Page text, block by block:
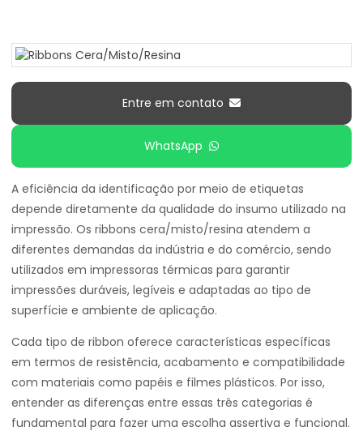
Entre em contato
WhatsApp
A eficiência da identificação por meio de etiquetas
depende diretamente da qualidade do insumo utilizado na
impressão. Os ribbons cera/misto/resina atendem a
diferentes demandas da indústria e do comércio, sendo
utilizados em impressoras térmicas para garantir
impressões duráveis, legíveis e adaptadas ao tipo de
superfície e ambiente de aplicação.
Cada tipo de ribbon oferece características específicas
em termos de resistência, acabamento e compatibilidade
com materiais como papéis e filmes plásticos. Por isso,
entender as diferenças entre essas três categorias é
fundamental para fazer uma escolha assertiva e funcional.